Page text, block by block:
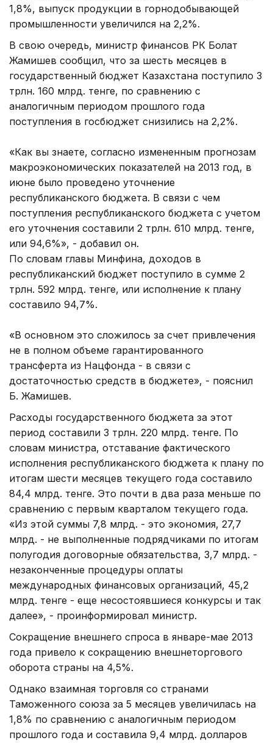
1,8%, выпуск продукции в горнодобывающей
промышленности увеличился на 2,2%.
В свою очередь, министр финансов РК Болат
Жамишев сообщил, что за шесть месяцев в
государственный бюджет Казахстана поступило 3
трлн. 160 млрд. тенге, по сравнению с
аналогичным периодом прошлого года
поступления в госбюджет снизились на 2,2%.
«Как вы знаете, согласно измененным прогнозам
макроэкономических показателей на 2013 год, в
июне было проведено уточнение
республиканского бюджета. В связи с чем
поступления республиканского бюджета с учетом
его уточнения составили 2 трлн. 610 млрд. тенге,
или 94,6%», - добавил он.
По словам главы Минфина, доходов в
республиканский бюджет поступило в сумме 2
трлн. 592 млрд. тенге, или исполнение к плану
составило 94,7%.
«В основном это сложилось за счет привлечения
не в полном объеме гарантированного
трансферта из Нацфонда - в связи с
достаточностью средств в бюджете», - пояснил
Б. Жамишев.
Расходы государственного бюджета за этот
период составили 3 трлн. 220 млрд. тенге. По
словам министра, отставание фактического
исполнения республиканского бюджета к плану по
итогам шести месяцев текущего года составило
84,4 млрд. тенге. Это почти в два раза меньше по
сравнению с первым кварталом текущего года.
«Из этой суммы 7,8 млрд. - это экономия, 27,7
млрд. - не выполненные подрядчиками по итогам
полугодия договорные обязательства, 3,7 млрд. -
незаконченные процедуры оплаты
международных финансовых организаций, 45,2
млрд. тенге - еще несостоявшиеся конкурсы и так
далее», - проинформировал министр.
Сокращение внешнего спроса в январе-мае 2013
года привело к сокращению внешнеторгового
оборота страны на 4,5%.
Однако взаимная торговля со странами
Таможенного союза за 5 месяцев увеличилась на
1,8% по сравнению с аналогичным периодом
прошлого года и составила 9,4 млрд. долларов